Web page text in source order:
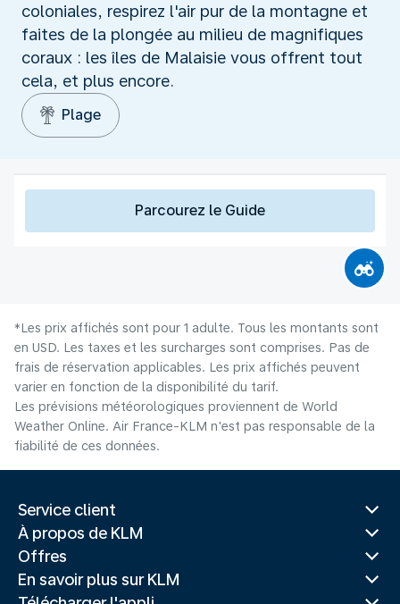
coloniales, respirez l'air pur de la montagne et
faites de la plongée au milieu de magnifiques
coraux : les îles de Malaisie vous offrent tout
cela, et plus encore.
Plage
Parcourez le Guide
*Les prix affichés sont pour 1 adulte. Tous les montants sont
en USD. Les taxes et les surcharges sont comprises. Pas de
frais de réservation applicables. Les prix affichés peuvent
varier en fonction de la disponibilité du tarif.
Les prévisions météorologiques proviennent de World
Weather Online. Air France-KLM n'est pas responsable de la
fiabilité de ces données.
Service client
À propos de KLM
Offres
En savoir plus sur KLM